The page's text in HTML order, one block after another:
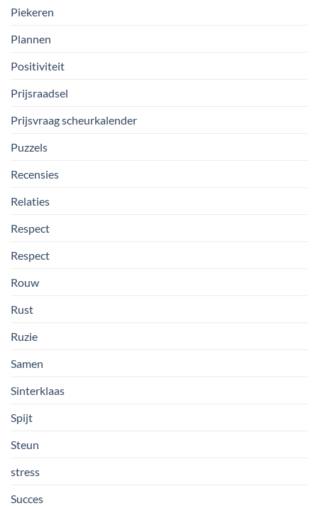
Piekeren
Plannen
Positiviteit
Prijsraadsel
Prijsvraag scheurkalender
Puzzels
Recensies
Relaties
Respect
Respect
Rouw
Rust
Ruzie
Samen
Sinterklaas
Spijt
Steun
stress
Succes